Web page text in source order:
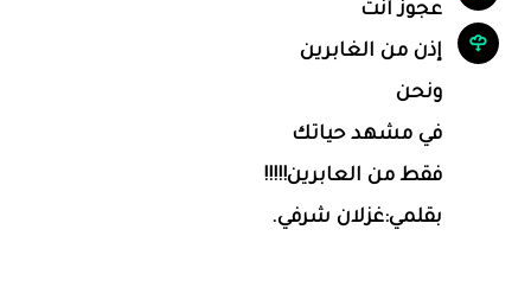
عجوز أنت
إذن من الغابرين
ونحن
في مشهد حياتك
فقط من العابرين!!!!!
بقلمي:غزلان شرفي.